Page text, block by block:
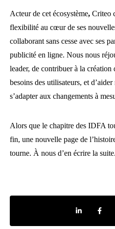
Acteur de cet écosystème, Criteo
flexibilité au cœur de ses
collaborant sans cesse avec ses
publicité en ligne. Nous nous
leader, de contribuer à la création
besoins des utilisateurs, et
s’adapter aux changements à
Alors que le chapitre des IDFA
fin, une nouvelle page de
tourne. À nous d’en écrire la suite.
Share onShare